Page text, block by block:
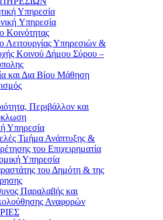
Υπηρεσία
Yπηρεσία
Κοινότητας
Λειτουργίας Υπηρεσιών &
Κοινού Δήμου Σύρου –
και Δια Βίου Μάθηση
Περιβάλλον και
Υπηρεσία
Τμήμα Ανάπτυξης &
του Επιχειρηματία
Υπηρεσία
του Δημότη & της
Παραλαβής και
Αναφορών